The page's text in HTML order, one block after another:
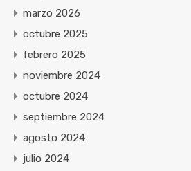
marzo 2026
octubre 2025
febrero 2025
noviembre 2024
octubre 2024
septiembre 2024
agosto 2024
julio 2024